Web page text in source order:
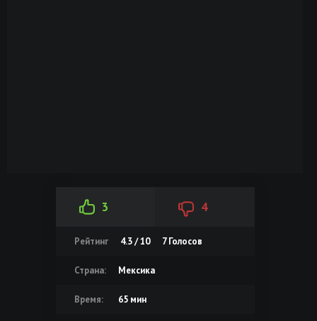
3 4
Рейтинг 4.3 / 10 7Голосов
Страна: Мексика
Время: 65 мин